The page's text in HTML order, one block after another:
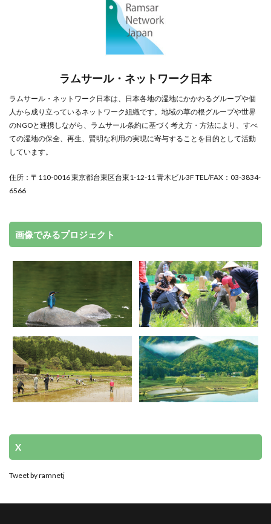
ラムサール・ネットワーク日本
ラムサール・ネットワーク日本は、日本各地の湿地にかかわるグループや個
人から成り立っているネットワーク組織です。地域の草の根グループや世界
のNGOと連携しながら、ラムサール条約に基づく考え方・方法により、すべ
ての湿地の保全、再生、賢明な利用の実現に寄与することを目的として活動
しています。
住所：〒110-0016 東京都台東区台東1-12-11 青木ビル3F TEL/FAX：03-3834-
6566
画像でみるプロジェクト
X
Tweet by ramnetj